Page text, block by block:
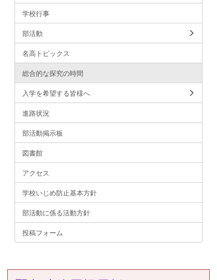
学校行事
部活動
名高トピックス
総合的な探究の時間
入学を希望する皆様へ
進路状況
部活動掲示板
図書館
アクセス
学校いじめ防止基本方針
部活動に係る活動方針
投稿フォーム